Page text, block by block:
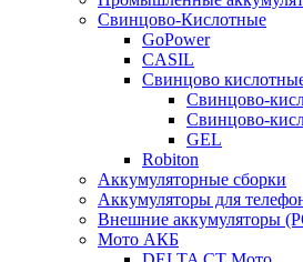
Свинцово-Кислотные
GoPower
CASIL
Свинцово
Cвинцово-
Cвинцово-
GEL
Robiton
Аккумуляторные сборки
Аккумуляторы для
Внешние аккумуляторы
Мото АКБ